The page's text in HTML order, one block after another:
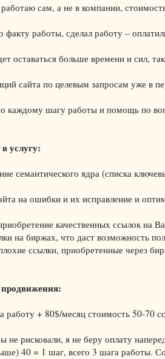
работаю сам, а не в компании,
факту работы, сделал работу –
оставаться больше времени и сил,
сайта по целевым запросам уже в
каждому шагу работы и помощь по
услугу:
семантического ядра (списка
на ошибки и их исправление и
качественных ссылок на
на биржах, что даст возможность
ссылки, приобретенные через
работу + 80$/месяц стоимость 50-70
не рисковали, я не беру оплату
40 = 1 шаг, всего 3 шага работы.